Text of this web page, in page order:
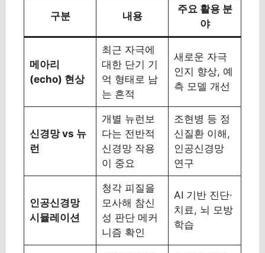
구분 내용
주요 활용 분
야
메아리
(echo) 현상
최근 자극에
대한 단기 기
억 형태로 남
는 흔적
새로운 자극
인지 향상, 예
측 모델 개선
신경망 vs 뉴
런
개별 뉴런보
다는 전반적
신경망 작용
이 중요
조현병 등 정
신질환 이해,
인공신경망
연구
인공신경망
시뮬레이션
청각 피질을
모사해 참신
성 판단 메커
니즘 확인
AI 기반 진단·
치료, 뇌 모방
학습